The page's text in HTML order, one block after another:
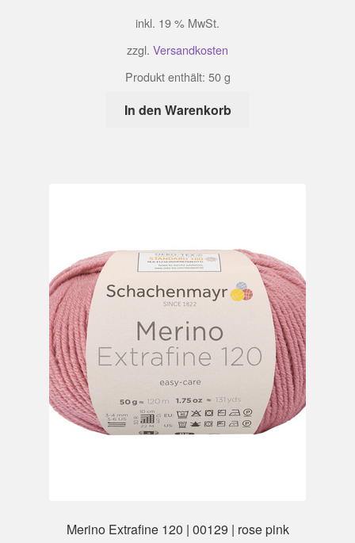
inkl. 19 % MwSt.
zzgl. Versandkosten
Produkt enthält: 50g
In den Warenkorb
Merino Extrafine 120 | 00129 | rose pink